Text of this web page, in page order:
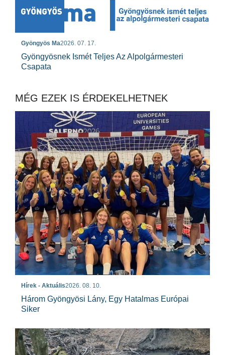
Gyöngyös Ma2026. 07. 17.
Gyöngyösnek Ismét Teljes Az Alpolgármesteri
Csapata
MÉG EZEK IS ÉRDEKELHETNEK
Hírek - Aktuális2026. 08. 10.
Három Gyöngyösi Lány, Egy Hatalmas Európai
Siker